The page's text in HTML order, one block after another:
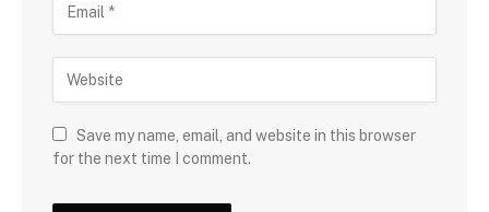
Save my name, email, and website in this browser
for the next time I comment.